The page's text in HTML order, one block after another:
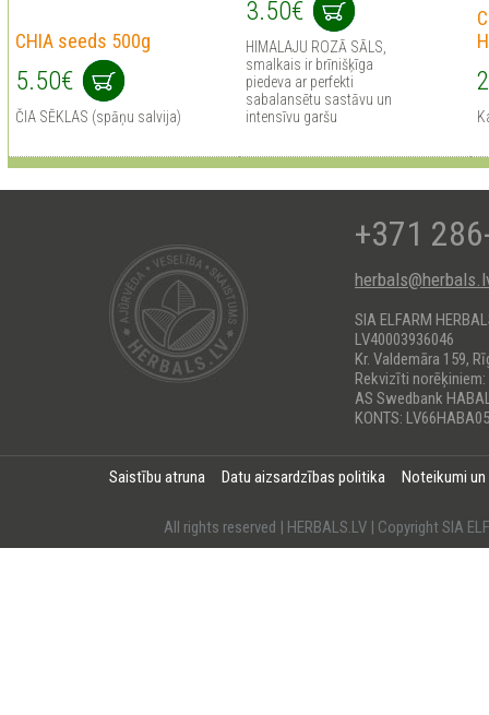
CHIA seeds 500g
5.50€
ČIA SĒKLAS (spāņu salvija)
3.50€
HIMALAJU ROZĀ SĀLS,
smalkais ir brīnišķīga
piedeva ar perfekti
sabalansētu sastāvu un
intensīvu garšu
+371
SIA ELFARM
LV40003936046
Kr. Valdemāra 159,
Rekvizīti norēķiniem:
AS Swedbank
KONTS:
Saistību atruna Datu aizsardzības politika Noteikumi
All rights reserved | HERBALS.LV | Copyright SIA